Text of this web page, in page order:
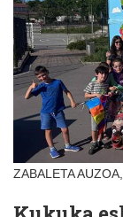
ZABALETA AUZOA,